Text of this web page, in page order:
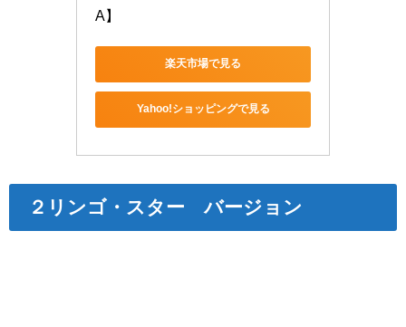
A】
楽天市場で見る
Yahoo!ショッピングで見る
２リンゴ・スター バージョン